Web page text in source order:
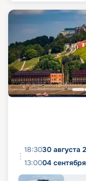
18:3030 августа
13:0004